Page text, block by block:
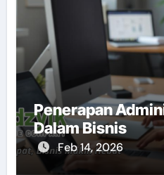
Penerapan
Dalam Bisnis
Feb 14, 2026